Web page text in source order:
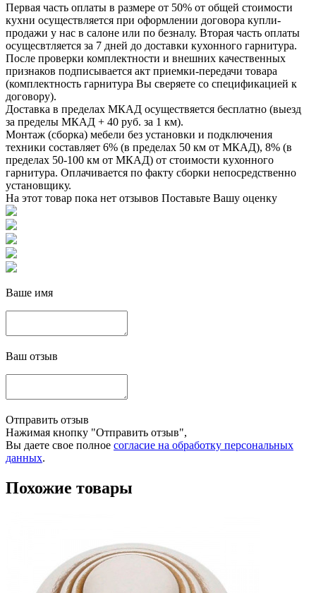
Первая часть оплаты в размере от 50% от общей стоимости
кухни осуществляется при оформлении договора купли-
продажи у нас в салоне или по безналу. Вторая часть оплаты
осущесвтляется за 7 дней до доставки кухонного гарнитура.
После проверки комплектности и внешних качественных
признаков подписывается акт приемки-передачи товара
(комплектность гарнитура Вы сверяете со спецификацией к
договору).
Доставка в пределах МКАД осуществяется бесплатно (выезд
за пределы МКАД + 40 руб. за 1 км).
Монтаж (сборка) мебели без установки и подключения
техники составляет 6% (в пределах 50 км от МКАД), 8% (в
пределах 50-100 км от МКАД) от стоимости кухонного
гарнитура. Оплачивается по факту сборки непосредственно
установщику.
На этот товар пока нет отзывов Поставьте Вашу оценку
Ваше имя
Ваш отзыв
Отправить отзыв
Нажимая кнопку "Отправить отзыв",
Вы даете свое полное согласие на обработку персональных
данных.
Похожие товары